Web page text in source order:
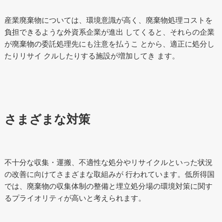
産業廃棄物については、環境意識が高く、廃棄物処理コストを
負担できるような外資系企業が進出 してくると、それらの企業
が廃棄物の委託処理先にも注意を払うこ とから、適正に処分し
たりリサイ クルしたりする施設が増加してき ます。
さまざまな対策
不十分な収集・運搬、不適性な処分やリサイクルといった状況
の改善に向けてさまざまな取組みが 行われています。低所得国
では、廃棄物の収集体制の整備と埋立処分場の環境対策に関す
るプライオリティが高いと考えられます。